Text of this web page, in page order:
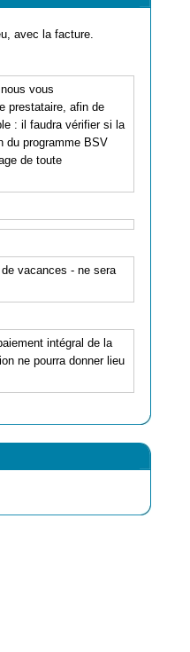
avec la facture.
vous
prestataire, afin de
: il faudra vérifier si la
du programme BSV
de toute
vacances - ne sera
intégral de la
ne pourra donner lieu